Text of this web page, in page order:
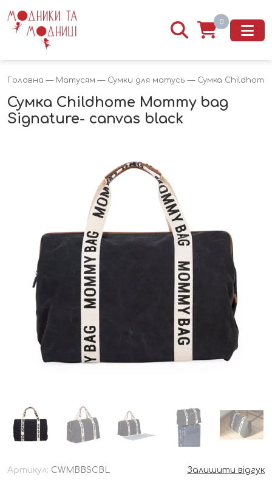
0
Головна — Матусям — Сумки для матусь — Сумка Childhome
Сумка Childhome Mommy bag
Signature- canvas black
Артикул: CWMBBSCBL Залишити відгук